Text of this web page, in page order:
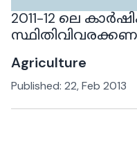
2011-12 ലെ
Agriculture
Published: 22, Feb 2013